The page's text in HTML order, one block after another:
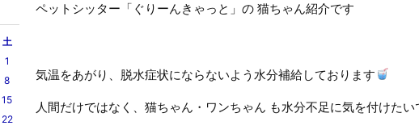
ペットシッター「ぐりーんきゃっと」の 猫ちゃん紹介です
気温をあがり、脱水症状にならないよう水分補給しております
人間だけではなく、猫ちゃん・ワンちゃん も水分不足に気を付けたい
土
1
8
15
22